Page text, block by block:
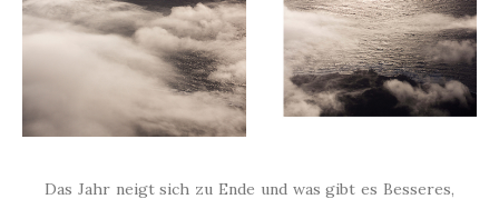
Das Jahr neigt sich zu Ende und was gibt es Besseres,